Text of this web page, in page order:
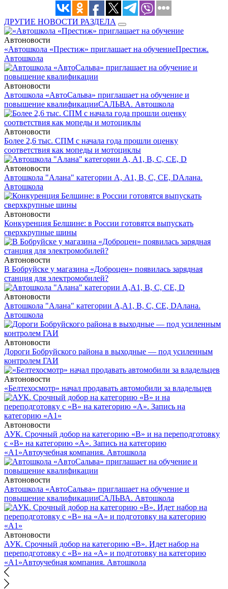
ДРУГИЕ НОВОСТИ РАЗДЕЛА
Автоновости
«Автошкола «Престиж» приглашает на обучениеПрестиж.
Автошкола
Автоновости
Автошкола «АвтоСальва» приглашает на обучение и
повышение квалификацииСАЛЬВА. Автошкола
Автоновости
Более 2,6 тыс. СПМ с начала года прошли оценку
соответствия как мопеды и мотоциклы
Автоновости
Автошкола "Алана" категории А, А1, В, С, СЕ, DАлана.
Автошкола
Автоновости
Конкуренция Белшине: в России готовятся выпускать
сверхкрупные шины
Автоновости
В Бобруйске у магазина «Доброцен» появилась зарядная
станция для электромобилей?
Автоновости
Автошкола "Алана" категории А,А1, В, С, СЕ, DАлана.
Автошкола
Автоновости
Дороги Бобруйского района в выходные — под усиленным
контролем ГАИ
Автоновости
«Белтехосмотр» начал продавать автомобили за владельцев
Автоновости
АУК. Срочный добор на категорию «В» и на переподготовку
с «В» на категорию «А». Запись на категорию
«А1»Автоучебная компания. Автошкола
Автоновости
Автошкола «АвтоСальва» приглашает на обучение и
повышение квалификацииСАЛЬВА. Автошкола
Автоновости
АУК. Срочный добор на категорию «В». Идет набор на
переподготовку с «В» на «А» и подготовку на категорию
«А1»Автоучебная компания. Автошкола